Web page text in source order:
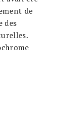
de
des